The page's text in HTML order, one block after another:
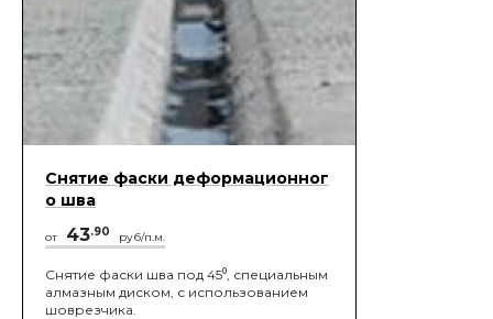
Снятие фаски деформационног
о шва
от 43.90 руб/п.м.
Снятие фаски шва под 45⁰, специальным
алмазным диском, с использованием
шоврезчика.